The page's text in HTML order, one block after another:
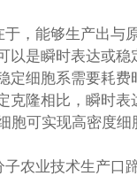
，能够生产出与
以是瞬时表达或
定细胞系需要耗
克隆相比，瞬时
胞可实现高密度
农业技术生产口